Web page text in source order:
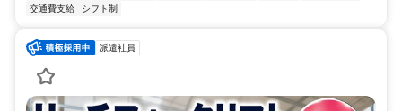
交通費支給
シフト制
派遣社員